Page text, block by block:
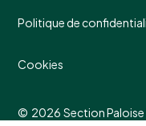
© 2026 Section
Politique de
Cookies